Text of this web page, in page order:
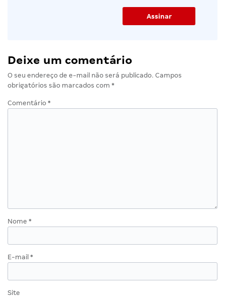
Deixe um comentário
O seu endereço de e-mail não será publicado. Campos
obrigatórios são marcados com *
Comentário *
Nome *
E-mail *
Site